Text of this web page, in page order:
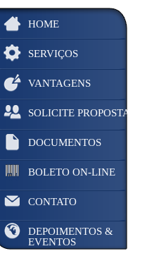
HOME
SERVIÇOS
VANTAGENS
SOLICITE PROPOSTA
DOCUMENTOS
BOLETO ON-LINE
CONTATO
DEPOIMENTOS &
EVENTOS